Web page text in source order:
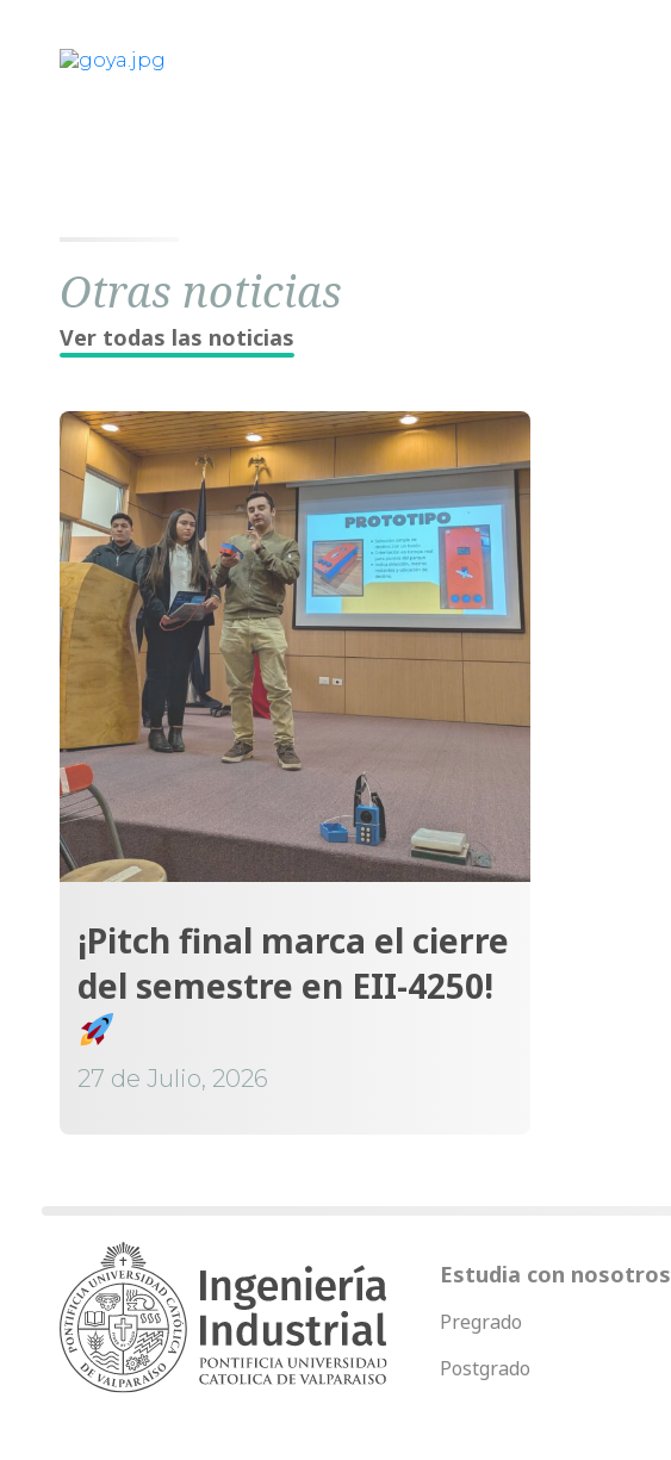
Otras noticias
Ver todas las noticias
¡Pitch final marca el cierre
del semestre en EII-4250!
27 de Julio, 2026
Estudia con nosotros
Pregrado
Postgrado